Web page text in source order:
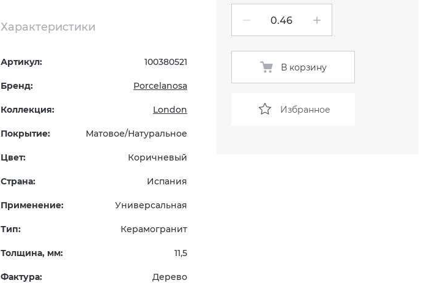
Характеристики
Артикул: 100380521
Бренд: Porcelanosa
Коллекция: London
Покрытие: Матовое/Натуральное
Цвет: Коричневый
Страна: Испания
Применение: Универсальная
Тип: Керамогранит
Толщина, мм: 11,5
Фактура: Дерево
В корзину
Избранное